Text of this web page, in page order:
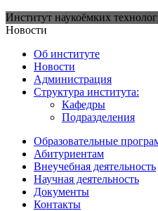
Институт наукоёмких
Новости
Об институте
Новости
Администрация
Структура института:
Кафедры
Подразделения
Образовательные
Абитуриентам
Внеучебная деятельность
Научная деятельность
Документы
Контакты